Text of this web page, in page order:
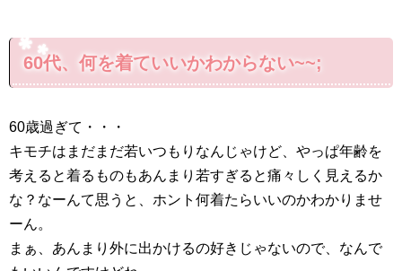
60代、何を着ていいかわからない~~;
60歳過ぎて・・・
キモチはまだまだ若いつもりなんじゃけど、やっぱ年齢を
考えると着るものもあんまり若すぎると痛々しく見えるか
な？なーんて思うと、ホント何着たらいいのかわかりませ
ーん。
まぁ、あんまり外に出かけるの好きじゃないので、なんで